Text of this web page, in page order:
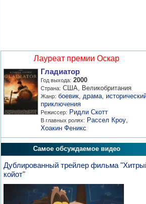
Лауреат премии Оскар
Гладиатор
Год выхода: 2000
Страна: США, Великобритания
Жанр: боевик, драма,
приключения
Режиссер: Ридли Скотт
В главных ролях: Рассел Кроу,
Хоакин Феникс
Самое обсуждаемое видео
Дублированный трейлер фильма
койот"